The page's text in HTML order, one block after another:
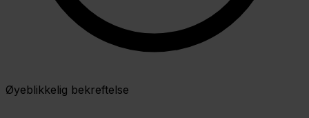
Øyeblikkelig bekreftelse